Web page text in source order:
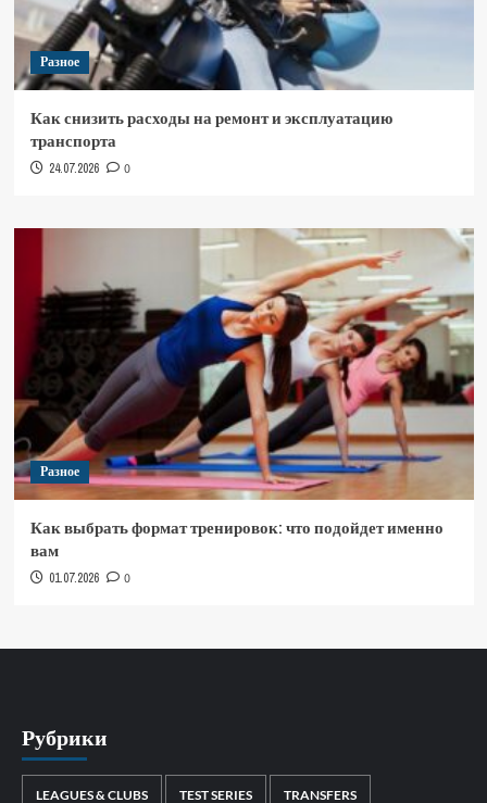
Разное
Как снизить расходы на ремонт и эксплуатацию
транспорта
24.07.2026 0
Разное
Как выбрать формат тренировок: что подойдет именно
вам
01.07.2026 0
Рубрики
LEAGUES & CLUBS TEST SERIES TRANSFERS